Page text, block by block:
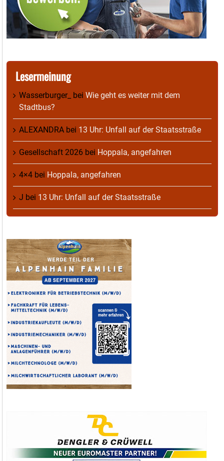
Lesermeinung
Wasserburger_ bei Wie geht es weiter mit dem
Stadtbus?
ALEXANDRA bei 13 Uhr: Unfall auf der Staatsstraße
Gesellschaft 2026 bei Hoppala, angefahren
4×4 bei Hoppala, angefahren
J bei 13 Uhr: Unfall auf der Staatsstraße